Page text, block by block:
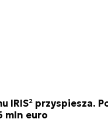
IRIS² przyspiesza.
mln euro